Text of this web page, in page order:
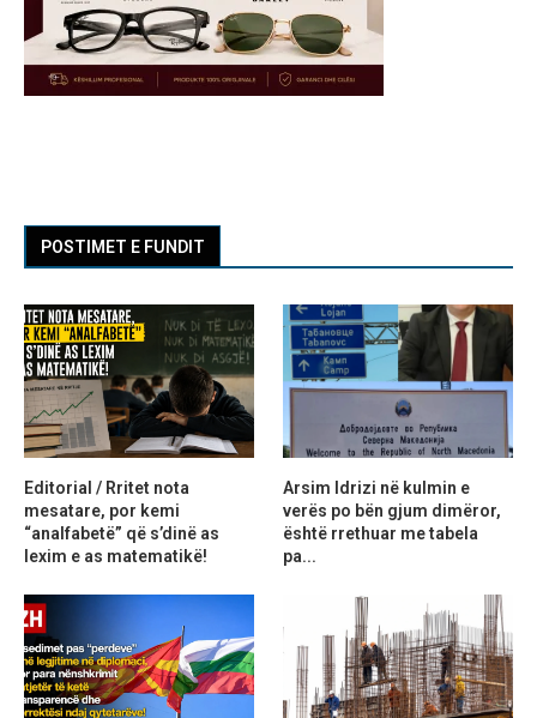
POSTIMET E FUNDIT
Editorial / Rritet nota
mesatare, por kemi
“analfabetë” që s’dinë as
lexim e as matematikë!
Arsim Idrizi në kulmin e
verës po bën gjum dimëror,
është rrethuar me tabela
pa...